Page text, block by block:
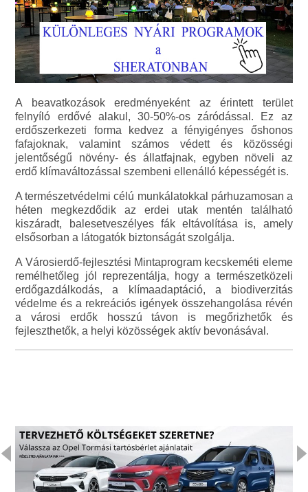
A beavatkozások eredményeként az érintett terület
felnyíló erdővé alakul, 30-50%-os záródással. Ez az
erdőszerkezeti forma kedvez a fényigényes őshonos
fafajoknak, valamint számos védett és közösségi
jelentőségű növény- és állatfajnak, egyben növeli az
erdő klímaváltozással szembeni ellenálló képességét is.
A természetvédelmi célú munkálatokkal párhuzamosan a
héten megkezdődik az erdei utak mentén található
kiszáradt, balesetveszélyes fák eltávolítása is, amely
elsősorban a látogatók biztonságát szolgálja.
A Városierdő-fejlesztési Mintaprogram kecskeméti eleme
remélhetőleg jól reprezentálja, hogy a természetközeli
erdőgazdálkodás, a klímaadaptáció, a biodiverzitás
védelme és a rekreációs igények összehangolása révén
a városi erdők hosszú távon is megőrizhetők és
fejleszthetők, a helyi közösségek aktív bevonásával.